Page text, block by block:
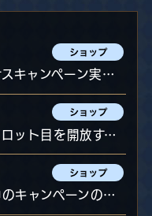
最大で23個増量！雫玉ボーナスキャンペーン実施中！
[アイテムガチャ]体防具の2スロット目を開放する「伝説の縫い針」限定登場＆特別セール！
[雫玉ショップ]6月6日実施中のキャンペーンのお知らせ